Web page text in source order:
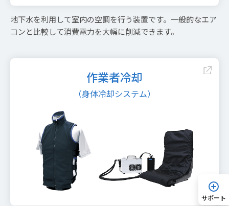
地下水を利用して室内の空調を行う装置です。一般的なエア
コンと比較して消費電力を大幅に削減できます。
作業者冷却
（身体冷却システム）
サポート